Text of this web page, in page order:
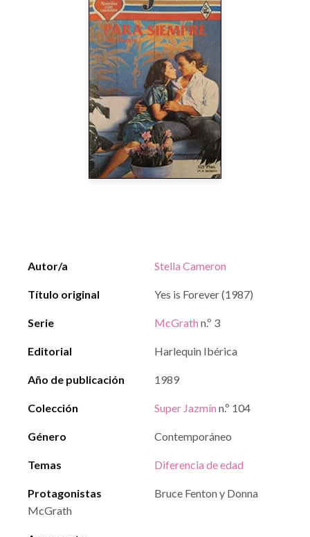
Autor/a Stella Cameron
Título original Yes is Forever (1987)
Serie McGrath n.º 3
Editorial Harlequin Ibérica
Año de publicación 1989
Colección Super Jazmín n.º 104
Género Contemporáneo
Temas Diferencia de edad
Protagonistas
Bruce Fenton y Donna
McGrath